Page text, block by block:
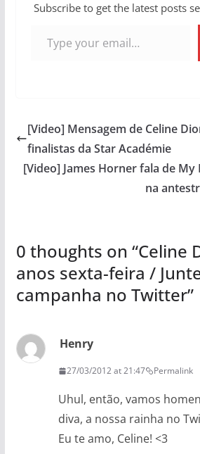
Subscribe to get the latest posts
[Video] Mensagem de Celine
finalistas da Star Académie
[Video] James Horner fala de My
na
0 thoughts on “Celine
anos sexta-feira /
campanha no Twitter”
Henry
27/03/2012 at 21:47 Permalink
Uhul, então, vamos
diva, a nossa rainha no
Eu te amo, Celine! <3